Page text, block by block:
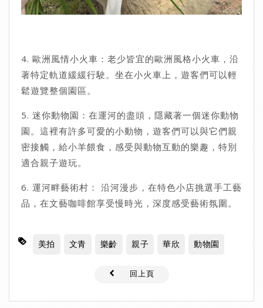
4. 歐洲風情小火車：老少皆宜的歐洲風格小火車，沿
著特定軌道緩緩行駛。坐在小火車上，遊客們可以輕
鬆遊覽整個園區。
5. 迷你動物園：在運河的盡頭，隱藏著一個迷你動物
園。這裡有許多可愛的小動物，遊客們可以與它們親
密接觸，給小羊餵食，感受與動物互動的樂趣，特別
適合親子遊玩。
6. 運河畔藝術村：​​ 沿河漫步，在特色小店挑選手工藝
品，在文藝咖啡館享受慢時光，深度感受藝術氛圍。
美拍 文青 樂齡 親子 華欣 動物園
回上頁